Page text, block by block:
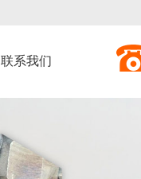
联系我们